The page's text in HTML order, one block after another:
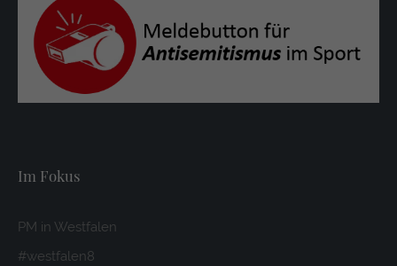
Im Fokus
PM in Westfalen
#westfalen8